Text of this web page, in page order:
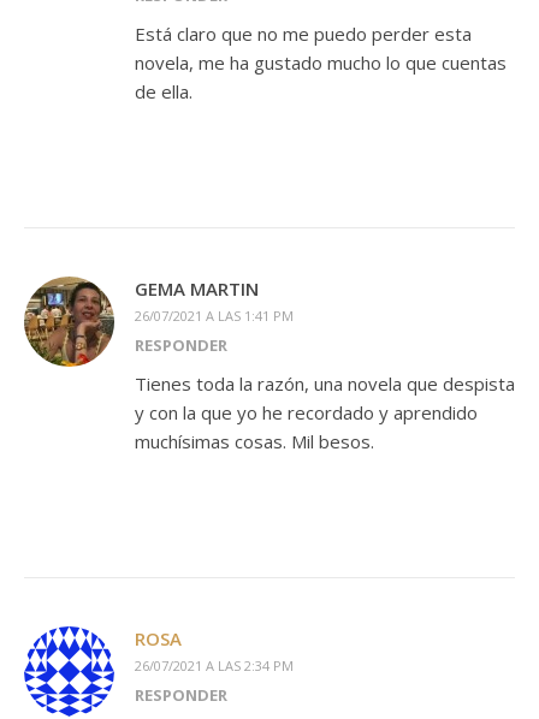
Está claro que no me puedo perder esta
novela, me ha gustado mucho lo que cuentas
de ella.
GEMA MARTIN
26/07/2021 A LAS 1:41 PM
RESPONDER
Tienes toda la razón, una novela que despista
y con la que yo he recordado y aprendido
muchísimas cosas. Mil besos.
ROSA
26/07/2021 A LAS 2:34 PM
RESPONDER